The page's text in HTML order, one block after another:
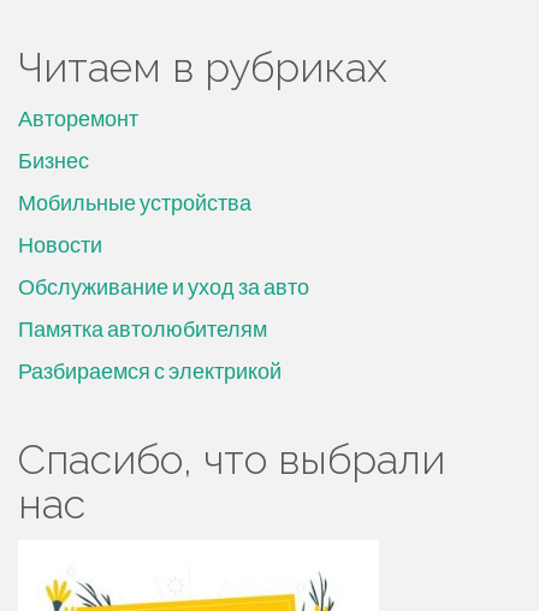
Читаем в рубриках
Авторемонт
Бизнес
Мобильные устройства
Новости
Обслуживание и уход за авто
Памятка автолюбителям
Разбираемся с электрикой
Спасибо, что выбрали
нас